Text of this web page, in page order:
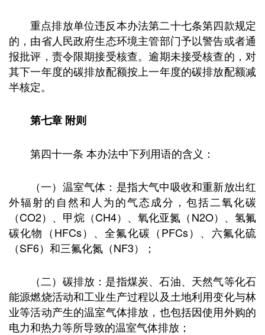
重点排放单位违反本办法第二十七条第四款规定
的，由省人民政府生态环境主管部门予以警告或者通
报批评，责令限期接受核查。逾期未接受核查的，对
其下一年度的碳排放配额按上一年度的碳排放配额减
半核定。
第七章 附则
第四十一条 本办法中下列用语的含义：
（一）温室气体：是指大气中吸收和重新放出红
外辐射的自然和人为的气态成分，包括二氧化碳
（CO2）、甲烷（CH4）、氧化亚氮（N2O）、氢氟
碳化物（HFCs）、全氟化碳（PFCs）、六氟化硫
（SF6）和三氟化氮（NF3）；
（二）碳排放：是指煤炭、石油、天然气等化石
能源燃烧活动和工业生产过程以及土地利用变化与林
业等活动产生的温室气体排放，也包括因使用外购的
电力和热力等所导致的温室气体排放；